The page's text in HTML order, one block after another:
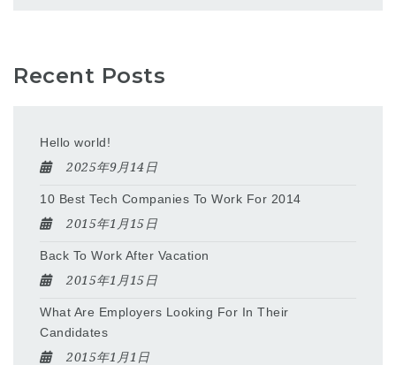
Recent Posts
Hello world!
2025年9月14日
10 Best Tech Companies To Work For 2014
2015年1月15日
Back To Work After Vacation
2015年1月15日
What Are Employers Looking For In Their
Candidates
2015年1月1日